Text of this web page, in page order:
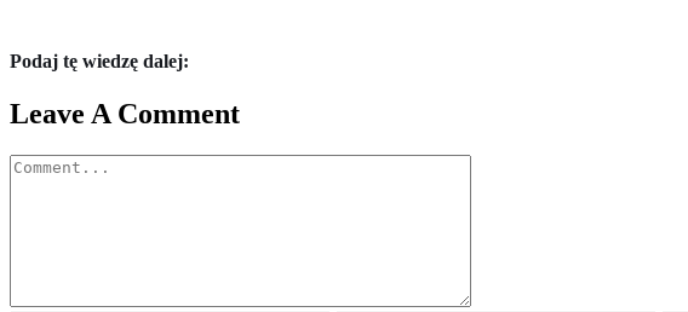
Podaj tę wiedzę dalej:
Leave A Comment
Comment